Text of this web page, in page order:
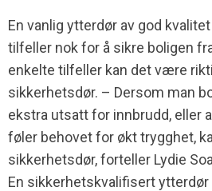
En vanlig ytterdør av god
tilfeller nok for å sikre boligen
enkelte tilfeller kan det være
sikkerhetsdør. – Dersom man
ekstra utsatt for innbrudd, eller
føler behovet for økt trygghet,
sikkerhetsdør, forteller Lydie
En sikkerhetskvalifisert ytterdør